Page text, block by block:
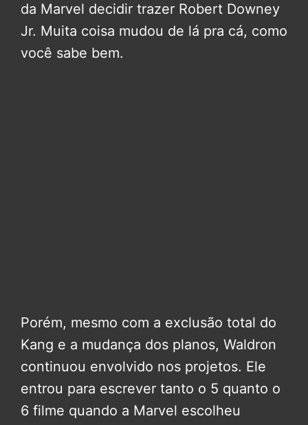
da Marvel decidir trazer Robert Downey
Jr. Muita coisa mudou de lá pra cá, como
você sabe bem.
Porém, mesmo com a exclusão total do
Kang e a mudança dos planos, Waldron
continuou envolvido nos projetos. Ele
entrou para escrever tanto o 5 quanto o
6 filme quando a Marvel escolheu